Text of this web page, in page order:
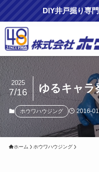
DIY井戸掘り専
ゆるキャラ
2025
7/16
ホウワハウジング 2016-
ホーム ホウワハウジング